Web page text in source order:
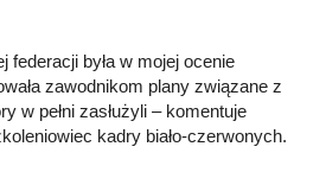
federacji była w mojej ocenie
zawodnikom plany związane z
w pełni zasłużyli – komentuje
kadry biało-czerwonych.